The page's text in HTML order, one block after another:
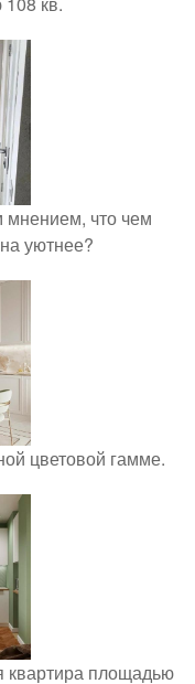
мнением, что чем
уютнее?
цветовой гамме.
квартира площадью